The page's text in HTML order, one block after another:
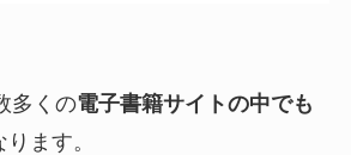
多くの電子書籍サイトの中でも
ります。